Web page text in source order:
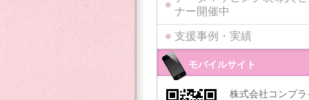
ナー開催中
支援事例・実績
モバイルサイト
株式会社コンプラ